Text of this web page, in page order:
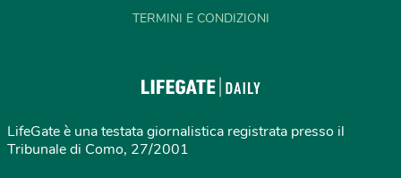
TERMINI E CONDIZIONI
LifeGate è una testata giornalistica registrata presso il
Tribunale di Como, 27/2001